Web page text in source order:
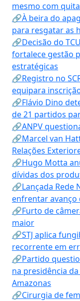
mesmo com
🔗À beira do
para resgatar as
🔗Decisão do
fortalece gestão
estratégicas
🔗Registro no
equipara
🔗Flávio Dino
de 21 partidos
🔗ANPV
🔗Marcel van
Relações
🔗Hugo Motta
dívidas dos
🔗Lançada Rede
enfrentar avanço
🔗Furto de
maior
🔗STJ aplica
recorrente em
🔗Partido
na presidência
Amazonas
🔗Cirurgia de